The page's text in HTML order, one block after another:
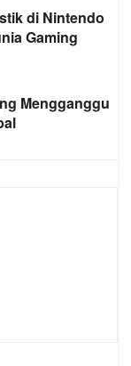
di Nintendo
Gaming
Mengganggu